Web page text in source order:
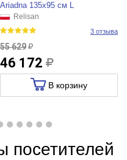
Ariadna 135x95 см L
Relisan
3 отзыва
55 629
46 172
В корзину
посетителей